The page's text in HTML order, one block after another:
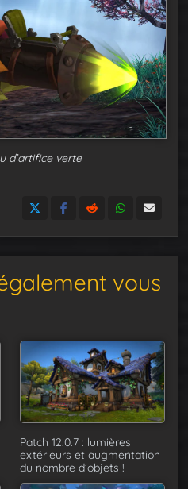
d’artifice verte
vous
Patch 12.0.7 : lumières
extérieurs et augmentation
du nombre d’objets !